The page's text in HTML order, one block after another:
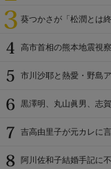
葵つかさが「松潤とは
高市首相の熊本地震視
市川沙耶と熱愛・野島
黒澤明、丸山眞男、志
吉高由里子が元カレに
阿川佐和子結婚手記に